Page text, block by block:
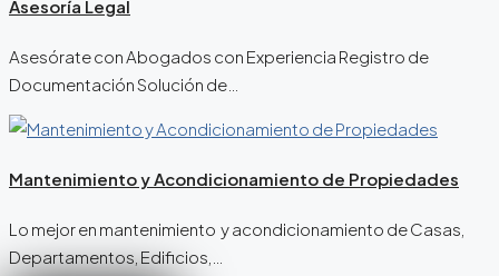
Asesoría Legal
Asesórate con Abogados con Experiencia Registro de
Documentación Solución de…
Mantenimiento y Acondicionamiento de Propiedades
Lo mejor en mantenimiento y acondicionamiento de Casas,
Departamentos, Edificios,…